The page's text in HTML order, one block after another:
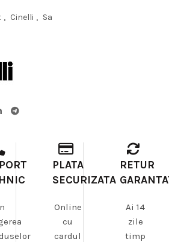
, Cinelli , Sa
PLATA
SECURIZATA
Online
cu
cardul
RETUR
Ai 14
zile
timp